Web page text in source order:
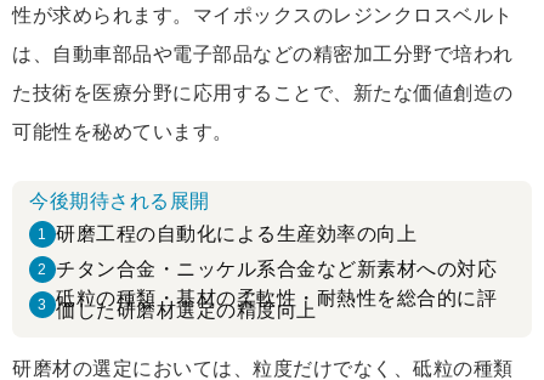
性が求められます。マイポックスのレジンクロスベルト
は、自動車部品や電子部品などの精密加工分野で培われ
た技術を医療分野に応用することで、新たな価値創造の
可能性を秘めています。
今後期待される展開
1 研磨工程の自動化による生産効率の向上
2 チタン合金・ニッケル系合金など新素材への対応
3 砥粒の種類・基材の柔軟性・耐熱性を総合的に評
価した研磨材選定の精度向上
研磨材の選定においては、粒度だけでなく、砥粒の種類